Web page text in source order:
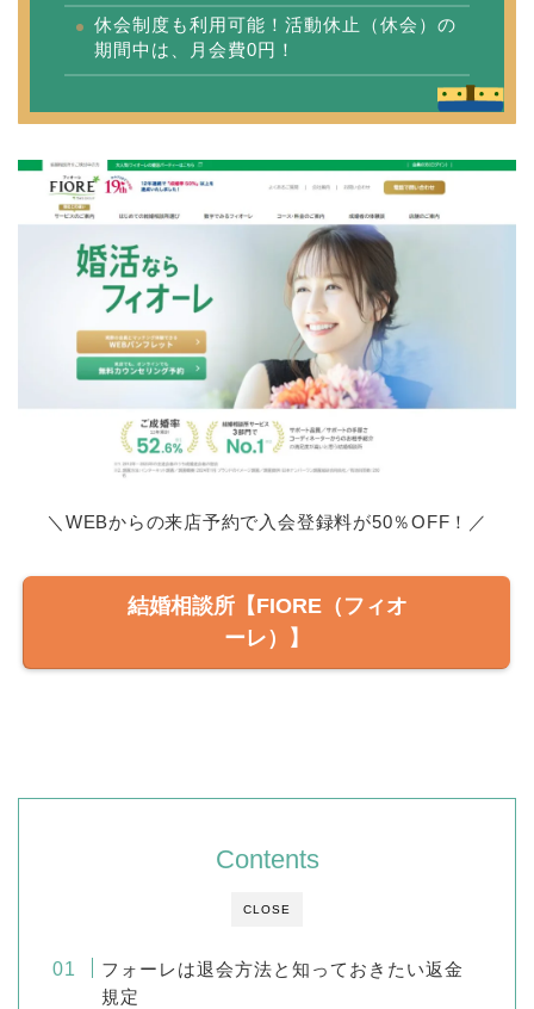
休会制度も利用可能！活動休止（休会）の
期間中は、月会費0円！
＼WEBからの来店予約で入会登録料が50％OFF！／
結婚相談所【FIORE（フィオ
ーレ）】
CLOSE
Contents
フォーレは退会方法と知っておきたい返金
規定